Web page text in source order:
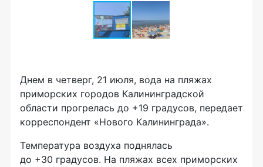
Днем в четверг, 21 июля, вода на пляжах
приморских городов Калининградской
области прогрелась до +19 градусов, передает
корреспондент «Нового Калининграда».
Температура воздуха поднялась
до +30 градусов. На пляжах всех приморских